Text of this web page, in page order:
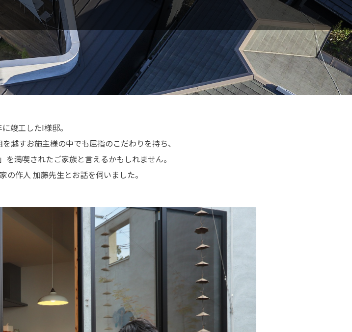
竣工したI様邸。
越すお施主様の中でも屈指のこだわりを持ち、
満喫されたご家族と言えるかもしれません。
の作人 加藤先生とお話を伺いました。